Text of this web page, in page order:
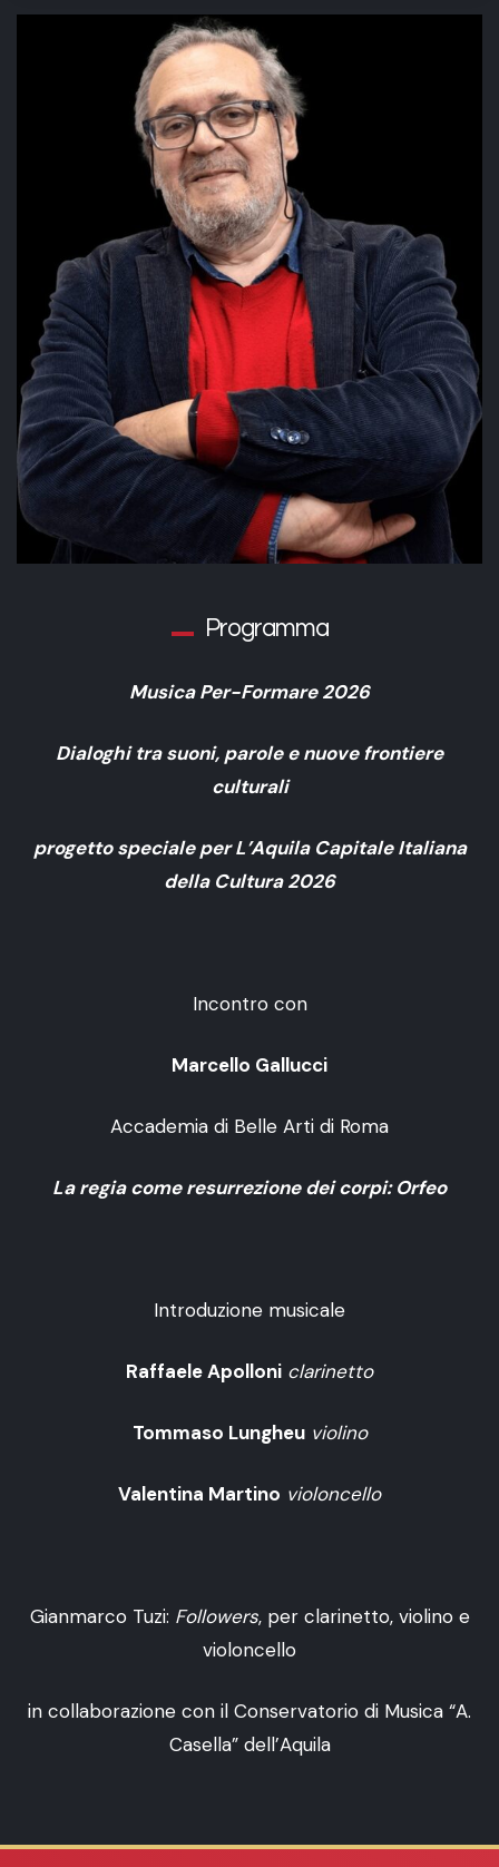
Programma
Musica Per-Formare 2026
Dialoghi tra suoni, parole e nuove frontiere
culturali
progetto speciale per L’Aquila Capitale Italiana
della Cultura 2026
Incontro con
Marcello Gallucci
Accademia di Belle Arti di Roma
La regia come resurrezione dei corpi: Orfeo
Introduzione musicale
Raffaele Apolloni clarinetto
Tommaso Lungheu violino
Valentina Martino violoncello
Gianmarco Tuzi: Followers, per clarinetto, violino e
violoncello
in collaborazione con il Conservatorio di Musica “A.
Casella” dell’Aquila